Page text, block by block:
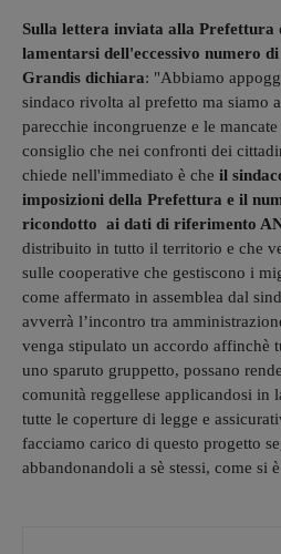
Sulla lettera inviata alla Prefettura
lamentarsi dell'eccessivo numero
Grandis dichiara: "Abbiamo
sindaco rivolta al prefetto ma siamo
parecchie incongruenze e le
consiglio che nei confronti dei
chiede nell'immediato è che il
imposizioni della Prefettura e il
ricondotto ai dati di riferimento
distribuito in tutto il territorio e che
sulle cooperative che gestiscono i
come affermato in assemblea dal
avverrà l’incontro tra
venga stipulato un accordo affinchè
uno sparuto gruppetto, possano
comunità reggellese applicandosi in
tutte le coperture di legge e
facciamo carico di questo progetto
abbandonandoli a sè stessi, come si